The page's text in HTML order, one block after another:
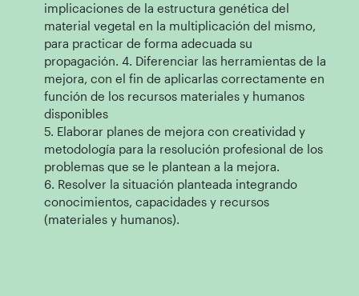
implicaciones de la estructura genética del
material vegetal en la multiplicación del mismo,
para practicar de forma adecuada su
propagación. 4. Diferenciar las herramientas de la
mejora, con el fin de aplicarlas correctamente en
función de los recursos materiales y humanos
disponibles
5. Elaborar planes de mejora con creatividad y
metodología para la resolución profesional de los
problemas que se le plantean a la mejora.
6. Resolver la situación planteada integrando
conocimientos, capacidades y recursos
(materiales y humanos).